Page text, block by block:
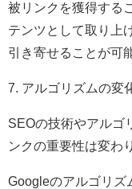
被リンクを獲得する
テンツとして取り上
引き寄せることが可
7. アルゴリズムの変
SEOの技術やアルゴ
ンクの重要性は変わ
Googleのアルゴリズ